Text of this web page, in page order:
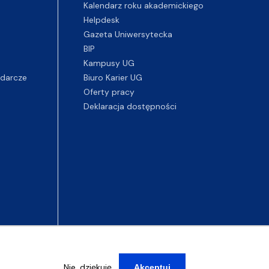
Kalendarz roku akademickiego
Helpdesk
Gazeta Uniwersytecka
BIP
Kampusy UG
Biuro Karier UG
Oferty pracy
Deklaracja dostępności